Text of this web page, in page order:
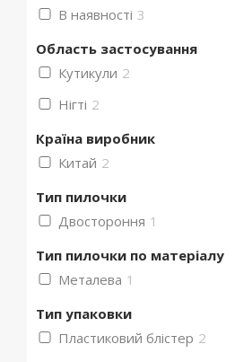
В наявності 3
Область застосування
Кутикули 2
Нігті 2
Країна виробник
Китай 2
Тип пилочки
Двостороння 1
Тип пилочки по матеріалу
Металева 1
Тип упаковки
Пластиковий блістер 2